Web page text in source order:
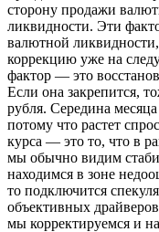
сторону продажи
ликвидности. Эти
валютной ликвидности,
коррекцию уже на
фактор — это
Если она закрепится,
рубля. Середина
потому что растет
курса — это то, что в
мы обычно видим
находимся в зоне
то подключится
объективных
мы корректируемся и